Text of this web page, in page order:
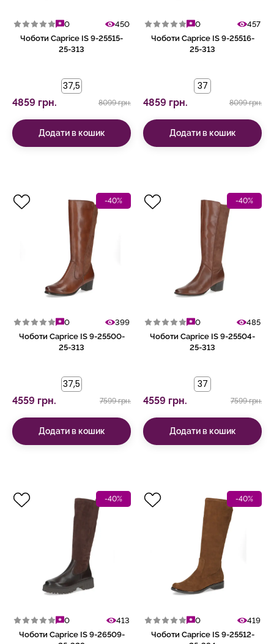
0
450
Чоботи Caprice IS 9-25515-
25-313
37,5
4859 грн. 8099 грн.
Додати в кошик
0
457
Чоботи Caprice IS 9-25516-
25-313
37
4859 грн. 8099 грн.
Додати в кошик
-40%
0
399
Чоботи Caprice IS 9-25500-
25-313
37,5
4559 грн. 7599 грн.
Додати в кошик
-40%
0
485
Чоботи Caprice IS 9-25504-
25-313
37
4559 грн. 7599 грн.
Додати в кошик
-40%
0
413
Чоботи Caprice IS 9-26509-
-40%
0
419
Чоботи Caprice IS 9-25512-